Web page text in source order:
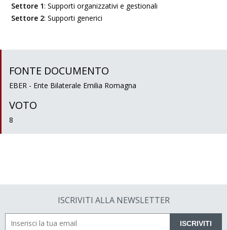
Settore 1:Supporti organizzativi e gestionali
Settore 2:Supporti generici
FONTE DOCUMENTO
EBER - Ente Bilaterale Emilia Romagna
VOTO
8
ISCRIVITI ALLA NEWSLETTER
ISCRIVITI